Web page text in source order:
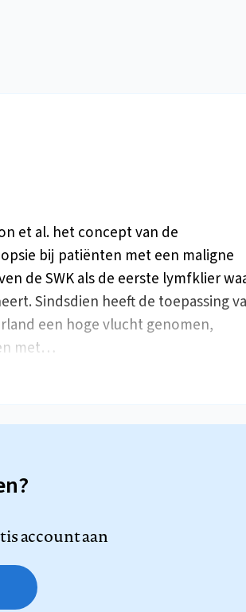
et al. het concept van de
bij patiënten met een maligne
de SWK als de eerste lymfklier
Sindsdien heeft de toepassing
een hoge vlucht genomen,
met…
account aan